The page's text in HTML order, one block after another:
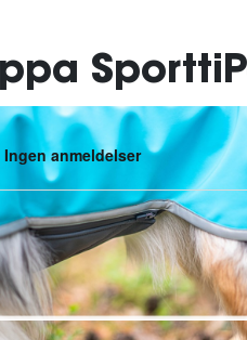
regn, vind, snavs og
har fået flere forbedringer for
Vandtæt, åndbar og fleksibel